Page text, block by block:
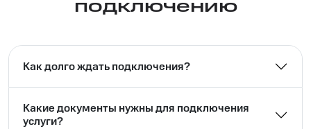
подключению
Как долго ждать подключения?
Какие документы нужны для подключения
услуги?